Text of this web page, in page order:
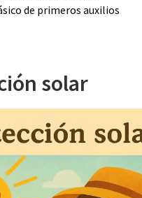
de primeros auxilios
solar